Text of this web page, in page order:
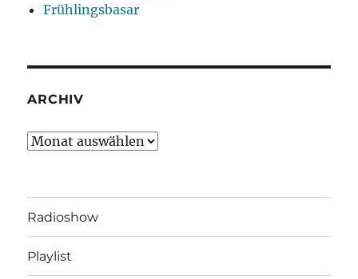
Frühlingsbasar
ARCHIV
Archiv
Radioshow
Playlist